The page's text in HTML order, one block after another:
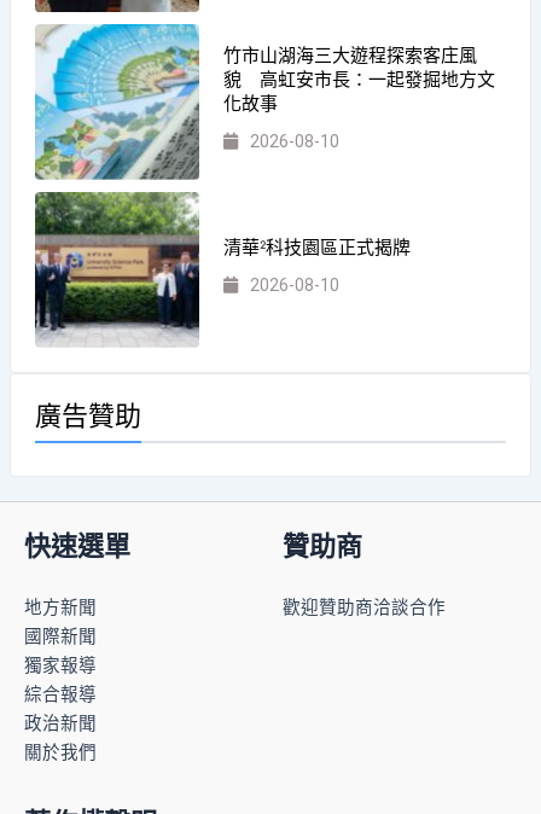
竹市山湖海三大遊程探索客庄風
貌 高虹安市長：一起發掘地方文
化故事
2026-08-10
清華²科技園區正式揭牌
2026-08-10
廣告贊助
快速選單
地方新聞
國際新聞
獨家報導
綜合報導
政治新聞
關於我們
贊助商
歡迎贊助商洽談合作